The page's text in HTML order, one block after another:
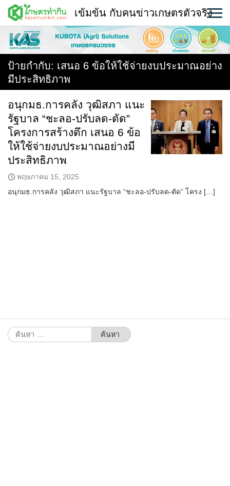
Skip
content
พืช
หน้าแรก
แวดวงเกษตร
ใคร ทำอะไร ที่ไหน
สถานีข่าววันนี้
เข้มข้น กับคนข่าวเกษตรตัวจริง
ป้ายกำกับ: เสนอ 6 ข้อให้ใช้จ่ายงบประมาณอย่าง
มีประสิทธิภาพ
อนุกมธ.การคลัง วุฒิสภา แนะ
รัฐบาล “ชะลอ-ปรับลด-ตัด”
โครงการสร้างตึก เสนอ 6 ข้อ
ให้ใช้จ่ายงบประมาณอย่างมี
ประสิทธิภาพ
พฤษภาคม 15, 2025
อนุกมธ.การคลัง วุฒิสภา แนะรัฐบาล “ชะลอ-ปรับลด-ตัด” โครง […]
ค้นหา
สำหรับ: